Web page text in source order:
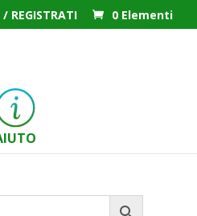
/ REGISTRATI 0 Elementi